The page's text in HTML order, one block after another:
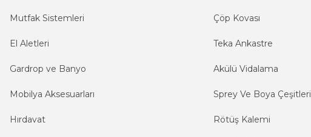
Mutfak Sistemleri
El Aletleri
Gardrop ve Banyo
Mobilya Aksesuarları
Hırdavat
Çöp Kovası
Teka Ankastre
Akülü Vidalama
Sprey Ve Boya Çeşitleri
Rötüş Kalemi